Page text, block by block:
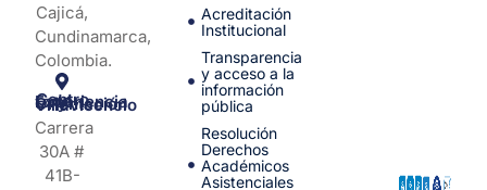
Cajicá,
Cundinamarca,
Colombia.
Centro de Experiencia y Orientación Villavicencio
Carrera
30A #
41B-
Acreditación
Institucional
Transparencia
y acceso a la
información
pública
Resolución
Derechos
Académicos
Asistenciales